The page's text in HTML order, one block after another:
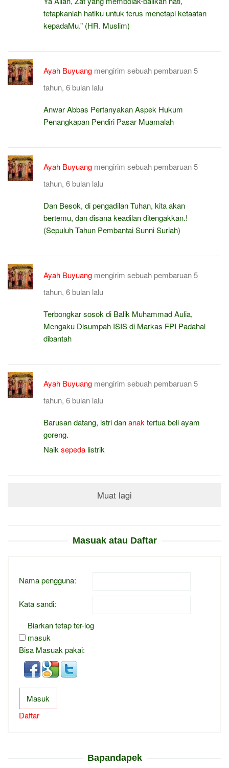
tetapkanlah hatiku untuk terus menetapi ketaatan
kepadaMu.” (HR. Muslim)
Ayah Buyuang mengirim sebuah pembaruan5
tahun, 6 bulan lalu
Anwar Abbas Pertanyakan Aspek Hukum
Penangkapan Pendiri Pasar Muamalah
Ayah Buyuang mengirim sebuah pembaruan5
tahun, 6 bulan lalu
Dan Besok, di pengadilan Tuhan, kita akan
bertemu, dan disana keadilan ditengakkan.!
(Sepuluh Tahun Pembantai Sunni Suriah)
Ayah Buyuang mengirim sebuah pembaruan5
tahun, 6 bulan lalu
Terbongkar sosok di Balik Muhammad Aulia,
Mengaku Disumpah ISIS di Markas FPI Padahal
dibantah
Ayah Buyuang mengirim sebuah pembaruan5
tahun, 6 bulan lalu
Barusan datang, istri dananak tertua beli ayam
goreng.
Naik sepeda listrik
Muat lagi
Masuak atau Daftar
Nama pengguna:
Kata sandi:
Biarkan tetap ter-log
masuk
Bisa Masuak pakai:
Masuk
Daftar
Bapandapek